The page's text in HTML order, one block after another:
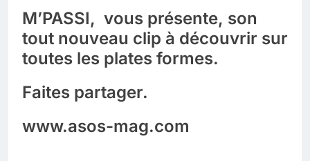
M’PASSI, vous présente, son
tout nouveau clip à découvrir sur
toutes les plates formes.
Faites partager.
www.asos-mag.com